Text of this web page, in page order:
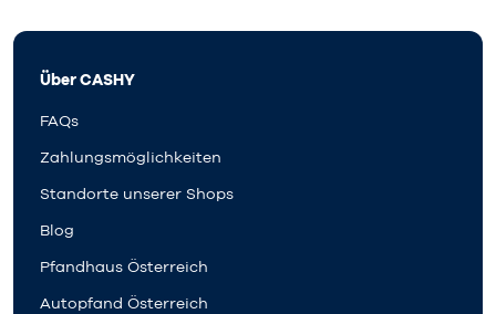
Über CASHY
FAQs
Zahlungsmöglichkeiten
Standorte unserer Shops
Blog
Pfandhaus Österreich
Autopfand Österreich